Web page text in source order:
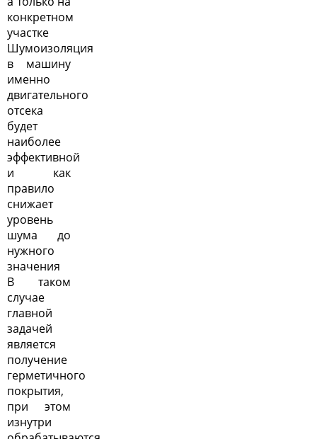
конкретном
участке
Шумоизоляция
в машину
именно
двигательного
отсека
будет
наиболее
эффективной
и как
правило
снижает
уровень
шума до
нужного
значения
В таком
случае
главной
задачей
является
получение
герметичного
покрытия,
при этом
изнутри